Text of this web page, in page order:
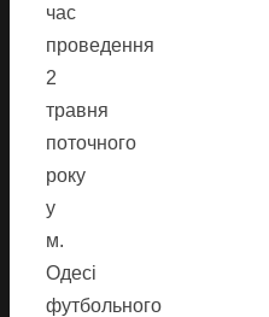
час
проведення
2
травня
поточного
року
у
м.
Одесі
футбольного